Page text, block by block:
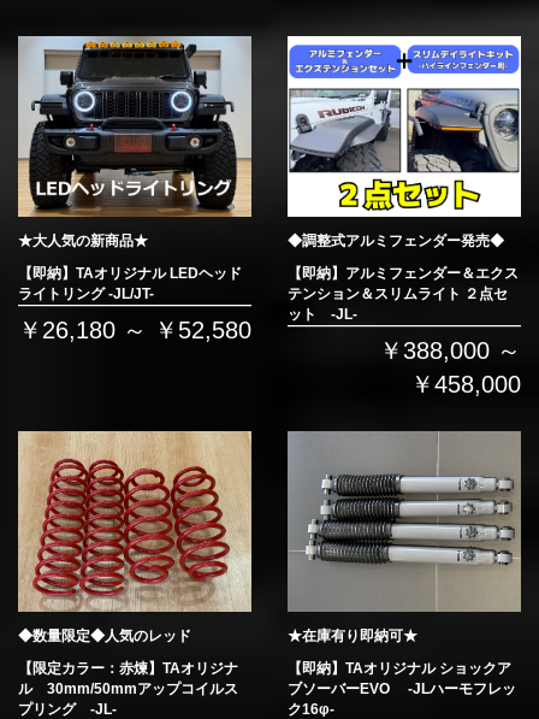
★大人気の新商品★
【即納】TAオリジナル LEDヘッド
ライトリング -JL/JT-
￥26,180 ～ ￥52,580
◆調整式アルミフェンダー発売◆
【即納】アルミフェンダー＆エクス
テンション＆スリムライト ２点セ
ット -JL-
￥388,000 ～
￥458,000
◆数量限定◆人気のレッド
【限定カラー：赤煉】TAオリジナ
ル 30mm/50mmアップコイルス
プリング -JL-
★在庫有り即納可★
【即納】TAオリジナル ショックア
ブソーバーEVO -JLハーモフレッ
ク16φ-